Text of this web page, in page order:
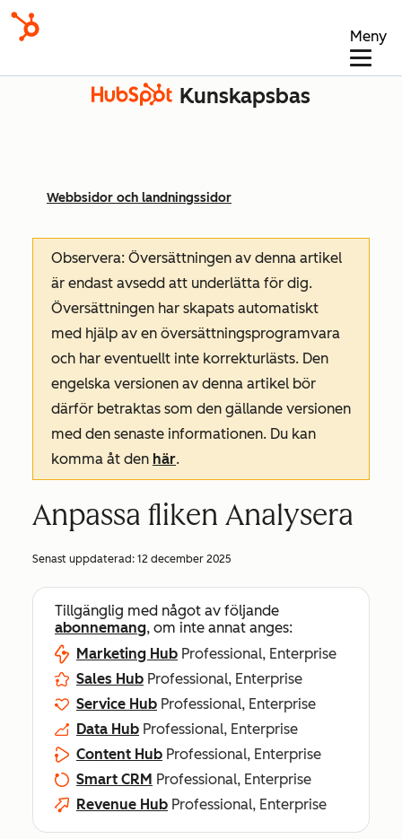
Meny
Kunskapsbas
Webbsidor och landningssidor
Observera: Översättningen av denna artikel
är endast avsedd att underlätta för dig.
Översättningen har skapats automatiskt
med hjälp av en översättningsprogramvara
och har eventuellt inte korrekturlästs. Den
engelska versionen av denna artikel bör
därför betraktas som den gällande versionen
med den senaste informationen. Du kan
komma åt den här.
Anpassa fliken Analysera
Senast uppdaterad: 12 december 2025
Tillgänglig med något av följande
abonnemang, om inte annat anges:
Marketing Hub Professional, Enterprise
Sales Hub Professional, Enterprise
Service Hub Professional, Enterprise
Data Hub Professional, Enterprise
Content Hub Professional, Enterprise
Smart CRM Professional, Enterprise
Revenue Hub Professional, Enterprise